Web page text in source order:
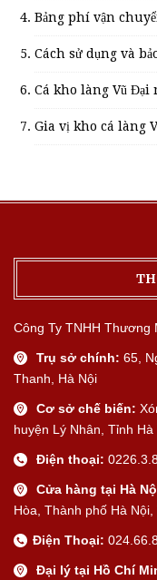
Bảng phí vận
Cách sử dụng và
Cá kho làng Vũ
Gia vị kho cá làng
Công Ty TNHH Thương
Trụ sở chính: 65,
Thanh, Hà Nội
Cơ sở chế biến:
huyện Lý Nhân, Tỉnh Hà
Điện thoại:
Cửa hàng tại Hà
Hòa, Thành phố Hà Nội,
Điện Thoại:
Đại lý tại Hồ Chí